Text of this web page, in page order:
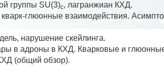
группы SU(3)c, лагранжиан КХД.
глюонные взаимодействия.
нарушение скейлинга.
в адроны в КХД. Кварковые и
(общий обзор).